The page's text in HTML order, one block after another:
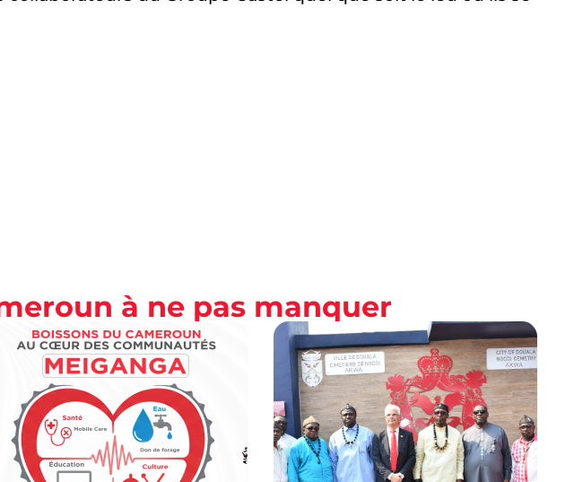
à ne pas manquer